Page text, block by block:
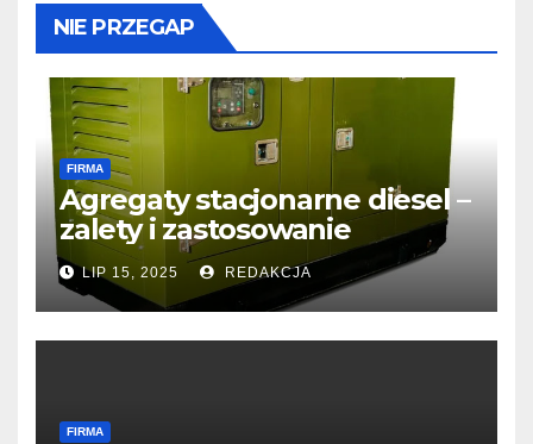
NIE PRZEGAP
FIRMA
Agregaty stacjonarne diesel –
zalety i zastosowanie
LIP 15, 2025 REDAKCJA
FIRMA